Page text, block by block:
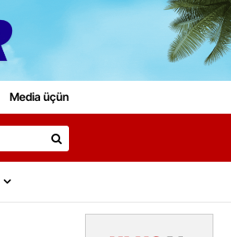
Media üçün